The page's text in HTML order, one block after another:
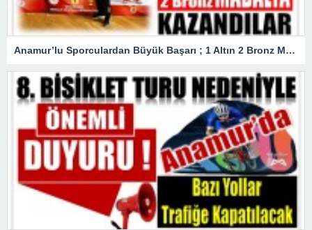
Anamur’lu Sporculardan Büyük Başarı ; 1 Altın 2 Bronz Madalya Kazandılar